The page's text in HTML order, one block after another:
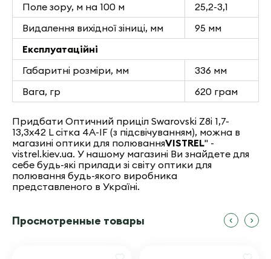
Поле зору, м на 100 м
25,2-3,1
Видалення вихідної зіниці, мм
95 мм
Експлуатаційні
Габаритні розміри, мм
336 мм
Вага, гр
620 грам
Придбати Оптичний приціл Swarovski Z8i 1,7-
13,3x42 L сітка 4A-IF (з підсвічуванням), можна в
магазині оптики для полюванняVISTREL" -
vistrel.kiev.ua. У нашому магазині Ви знайдете для
себе будь-які прилади зі світу оптики для
полювання будь-якого виробника
представленого в Україні.
Просмотренные товары